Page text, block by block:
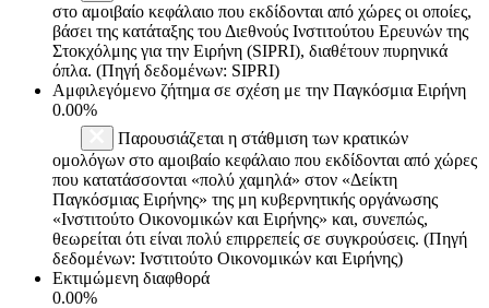
στο αμοιβαίο κεφάλαιο που εκδίδονται από χώρες οι οποίες,
βάσει της κατάταξης του Διεθνούς Ινστιτούτου Ερευνών της
Στοκχόλμης για την Ειρήνη (SIPRI), διαθέτουν πυρηνικά
όπλα. (Πηγή δεδομένων: SIPRI)
Αμφιλεγόμενο ζήτημα σε σχέση με την Παγκόσμια Ειρήνη
0.00%
Παρουσιάζεται η στάθμιση των κρατικών
ομολόγων στο αμοιβαίο κεφάλαιο που εκδίδονται από χώρες
που κατατάσσονται «πολύ χαμηλά» στον «Δείκτη
Παγκόσμιας Ειρήνης» της μη κυβερνητικής οργάνωσης
«Ινστιτούτο Οικονομικών και Ειρήνης» και, συνεπώς,
θεωρείται ότι είναι πολύ επιρρεπείς σε συγκρούσεις. (Πηγή
δεδομένων: Ινστιτούτο Οικονομικών και Ειρήνης)
Εκτιμώμενη διαφθορά
0.00%